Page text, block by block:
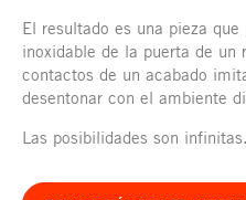
El resultado es una pieza
inoxidable de la puerta de
contactos de un acabado
desentonar con el ambiente
Las posibilidades son infinitas.